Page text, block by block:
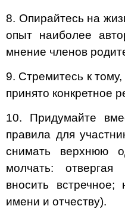
8. Опирайтесь на
опыт наиболее
мнение членов
9. Стремитесь к
принято конкретное
10. Придумайте
правила для
снимать верхнюю
молчать: отвергая
вносить встречное;
имени и отчеству).